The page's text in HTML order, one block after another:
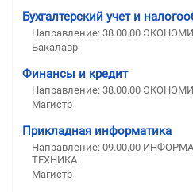
Бухгалтерский учет и
Направление: 38.00.00
Бакалавр
Финансы и кредит
Направление: 38.00.00
Магистр
Прикладная информатика
Направление: 09.00.00
ТЕХНИКА
Магистр